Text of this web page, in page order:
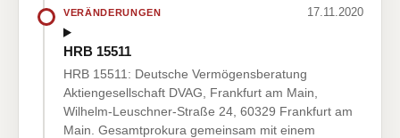
VERÄNDERUNGEN 17.11.2020
HRB 15511
HRB 15511: Deutsche Vermögensberatung
Aktiengesellschaft DVAG, Frankfurt am Main,
Wilhelm-Leuschner-Straße 24, 60329 Frankfurt am
Main. Gesamtprokura gemeinsam mit einem